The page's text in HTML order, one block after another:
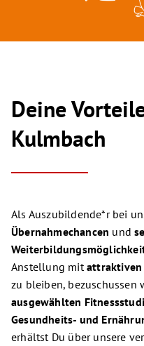
Deine
Kulmbach
Als Auszubildende*r bei
Übernahmechancen und
Anstellung mit attraktiven
zu bleiben, bezuschussen
ausgewählten
Gesundheits- und
erhältst Du über unsere